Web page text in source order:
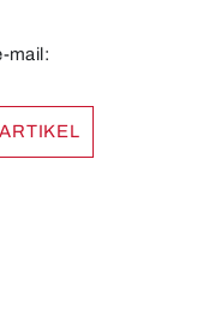
mail: